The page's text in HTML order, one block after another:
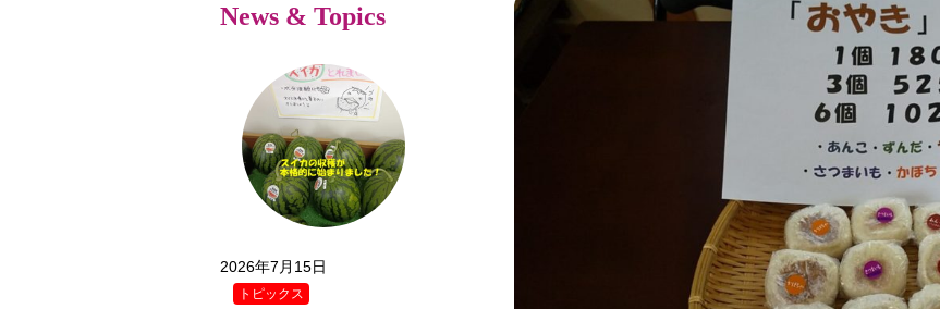
News & Topics
2026年7月15日
トピックス